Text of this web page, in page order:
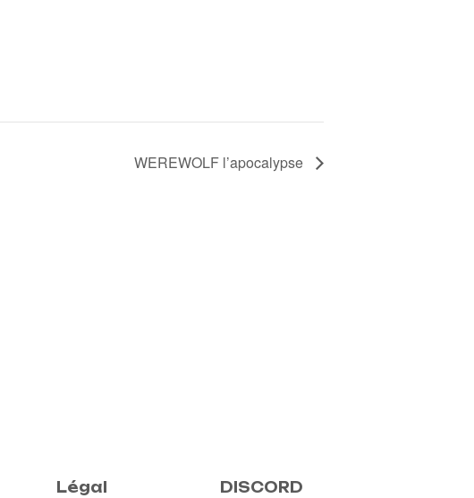
WEREWOLF l’apocalypse
Légal DISCORD